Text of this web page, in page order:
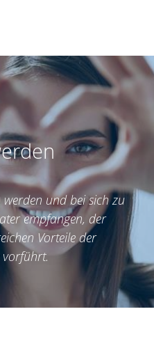
werden
werden
Ratgeber
finden
werden und bei sich zu
empfangen, der
Vorteile der
vorführt.